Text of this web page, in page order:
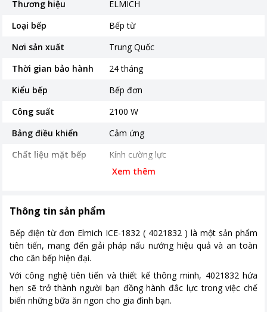
Thương hiệu
ELMICH
Loại bếp
Bếp từ
Nơi sản xuất
Trung Quốc
Thời gian bảo hành
24 tháng
Kiểu bếp
Bếp đơn
Công suất
2100 W
Bảng điều khiển
Cảm ứng
Chất liệu mặt bếp
Kính cường lực
Chỉ sử dụng loại nồi có đế nhiễm từ
Kích thước, khối lượng
320 x 390 x 43 mm - 3 kg
Khoảng giá
Từ 1 - 2 triệu
Xem thêm
Thông tin sản phẩm
Bếp điện từ đơn Elmich ICE-1832 ( 4021832 ) là một sản phẩm
tiên tiến, mang đến giải pháp nấu nướng hiệu quả và an toàn
cho căn bếp hiện đại.
Với công nghệ tiên tiến và thiết kế thông minh, 4021832 hứa
hẹn sẽ trở thành người bạn đồng hành đắc lực trong việc chế
biến những bữa ăn ngon cho gia đình bạn.